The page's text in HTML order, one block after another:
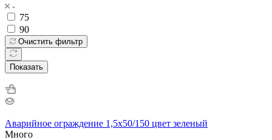
75
90
Очистить фильтр
Показать
Аварийное ограждение 1,5х50/150 цвет зеленый
Много